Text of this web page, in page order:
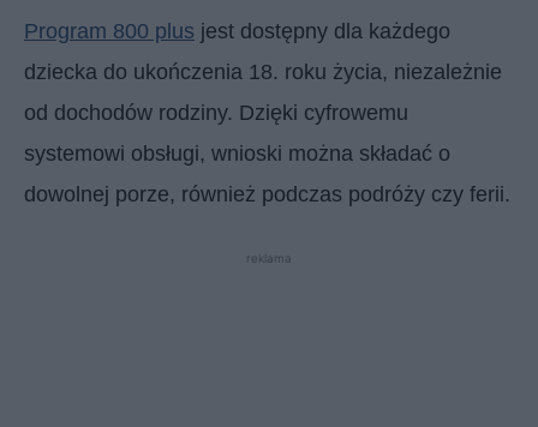
Program 800 plus jest dostępny dla każdego
dziecka do ukończenia 18. roku życia, niezależnie
od dochodów rodziny. Dzięki cyfrowemu
systemowi obsługi, wnioski można składać o
dowolnej porze, również podczas podróży czy ferii.
reklama